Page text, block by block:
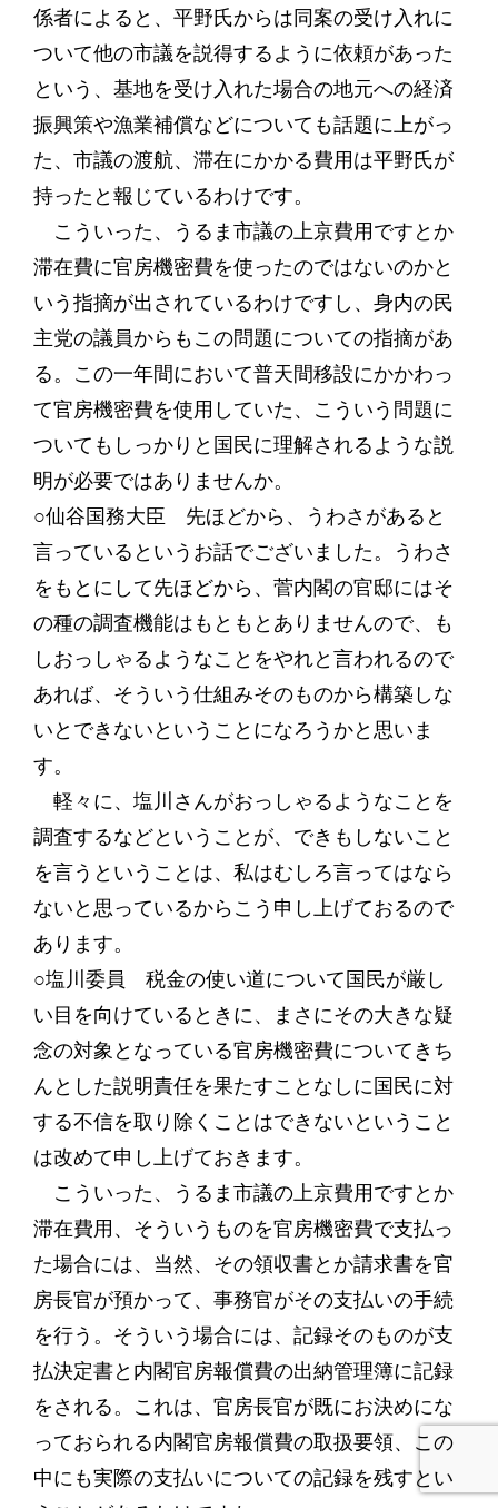
係者によると、平野氏からは同案の受け入れに
ついて他の市議を説得するように依頼があった
という、基地を受け入れた場合の地元への経済
振興策や漁業補償などについても話題に上がっ
た、市議の渡航、滞在にかかる費用は平野氏が
持ったと報じているわけです。
こういった、うるま市議の上京費用ですとか
滞在費に官房機密費を使ったのではないのかと
いう指摘が出されているわけですし、身内の民
主党の議員からもこの問題についての指摘があ
る。この一年間において普天間移設にかかわっ
て官房機密費を使用していた、こういう問題に
ついてもしっかりと国民に理解されるような説
明が必要ではありませんか。
○仙谷国務大臣 先ほどから、うわさがあると
言っているというお話でございました。うわさ
をもとにして先ほどから、菅内閣の官邸にはそ
の種の調査機能はもともとありませんので、も
しおっしゃるようなことをやれと言われるので
あれば、そういう仕組みそのものから構築しな
いとできないということになろうかと思いま
す。
軽々に、塩川さんがおっしゃるようなことを
調査するなどということが、できもしないこと
を言うということは、私はむしろ言ってはなら
ないと思っているからこう申し上げておるので
あります。
○塩川委員 税金の使い道について国民が厳し
い目を向けているときに、まさにその大きな疑
念の対象となっている官房機密費についてきち
んとした説明責任を果たすことなしに国民に対
する不信を取り除くことはできないということ
は改めて申し上げておきます。
こういった、うるま市議の上京費用ですとか
滞在費用、そういうものを官房機密費で支払っ
た場合には、当然、その領収書とか請求書を官
房長官が預かって、事務官がその支払いの手続
を行う。そういう場合には、記録そのものが支
払決定書と内閣官房報償費の出納管理簿に記録
をされる。これは、官房長官が既にお決めにな
っておられる内閣官房報償費の取扱要領、この
中にも実際の支払いについての記録を残すとい